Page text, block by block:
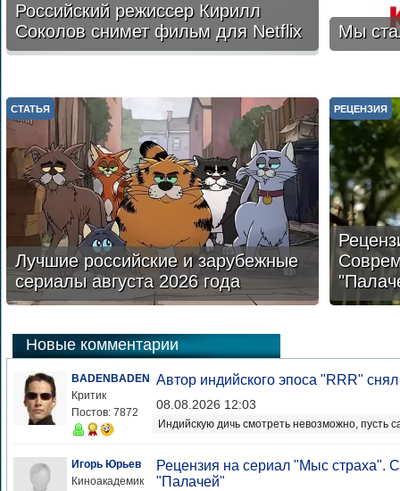
Российский режиссер Кирилл
Соколов снимет фильм для Netflix
Мы
Лучшие российские и зарубежные
сериалы августа 2026 года
СТАТЬЯ РЕЦЕНЗИЯ
Новые комментарии
BADENBADEN
Критик
Постов: 7872
Автор индийского эпоса "RRR"
08.08.2026 12:03
Индийскую дичь смотреть невозможно, пусть
Игорь Юрьев
Киноакадемик
Рецензия на сериал "Мыс страха".
"Палачей"